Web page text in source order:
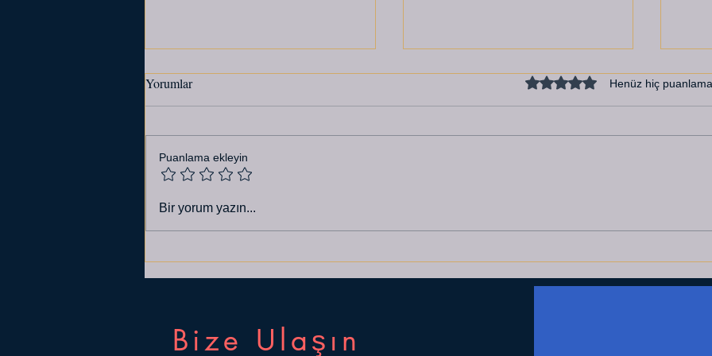
PLANLAMA ÇIKMAZI
Yorumlar 5 üzerinden 0 yıldız
Henüz hiç
Puanlama ekleyin
Bir yorum yazın...
Bize Ulaşın